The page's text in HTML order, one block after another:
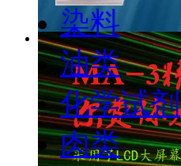
染料
油类
化学试剂
肉类